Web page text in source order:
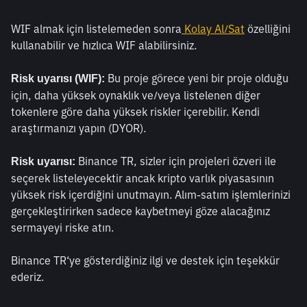
WIF almak için listelemeden sonra Kolay Al/Sat özelliğini
kullanabilir ve hızlıca WIF alabilirsiniz.
Risk uyarısı (WIF): Bu proje görece yeni bir proje olduğu
için, daha yüksek oynaklık ve/veya listelenen diğer
tokenlere göre daha yüksek riskler içerebilir. Kendi
araştırmanızı yapın (DYOR).
Risk uyarısı: Binance TR, sizler için projeleri özveri ile
seçerek listeleyecektir ancak kripto varlık piyasasının
yüksek risk içerdiğini unutmayın. Alım-satım işlemlerinizi
gerçekleştirirken sadece kaybetmeyi göze alacağınız
sermayeyi riske atın.
Binance TR‘ye gösterdiğiniz ilgi ve destek için teşekkür
ederiz.